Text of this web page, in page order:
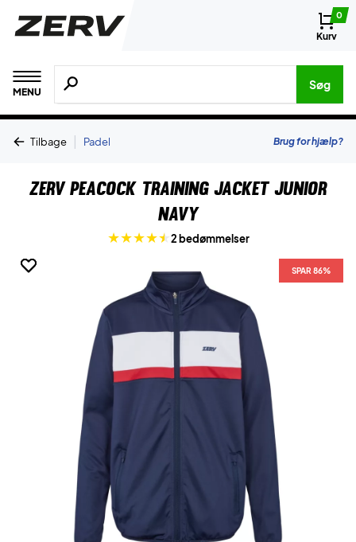
0
Kurv
MENU
Søg efter produkter, mærker etc.
Søg
Tilbage | Padel Brug for hjælp?
ZERV Peacock Training Jacket Junior
Navy
2 bedømmelser
SPAR 86%
SPAR 86%